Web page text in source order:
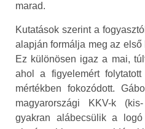
marad.
Kutatások szerint a
alapján formálja meg az
Ez különösen igaz a mai,
ahol a figyelemért
mértékben fokozódott.
magyarországi KKV-k
gyakran alábecsülik a